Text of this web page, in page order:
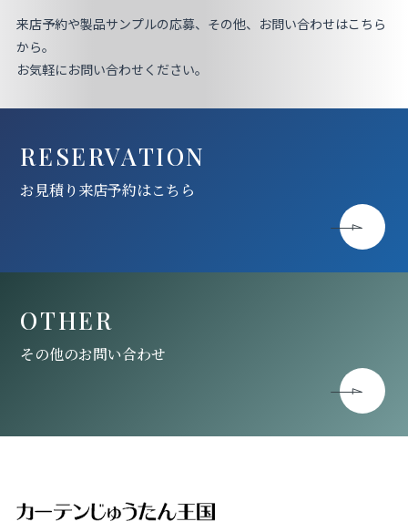
来店予約や製品サンプルの応募、その他、お問い合わせはこちら
から。
お気軽にお問い合わせください。
RESERVATION
お見積り来店予約はこちら
OTHER
その他のお問い合わせ